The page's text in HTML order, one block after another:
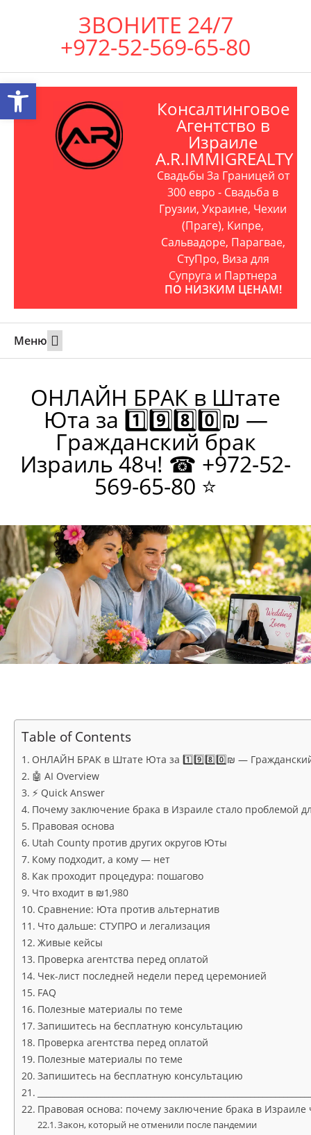
ЗВОНИТЕ 24/7
+972-52-569-65-80
Консалтинговое
Агентство в
Израиле
A.R.IMMIGREALTY
Свадьбы За Границей от
300 евро - Свадьба в
Грузии, Украине, Чехии
(Праге), Кипре,
Сальвадоре, Парагвае,
СтуПро, Виза для
Супруга и Партнера
ПО НИЗКИМ ЦЕНАМ!
Меню
ОНЛАЙН БРАК в Штате
Юта за 1️⃣9️⃣8️⃣0️⃣₪ —
Гражданский брак
Израиль 48ч! ☎ +972-52-
569-65-80 ⭐
Table of Contents
ОНЛАЙН БРАК в Штате Юта за 1️⃣9️⃣8️⃣0️⃣₪ —
🤖 AI Overview
⚡ Quick Answer
Почему заключение брака в Израиле стало проблемой
Правовая основа
Utah County против других округов Юты
Кому подходит, а кому — нет
Как проходит процедура: пошагово
Что входит в ₪1,980
Сравнение: Юта против альтернатив
Что дальше: СТУПРО и легализация
Живые кейсы
Проверка агентства перед оплатой
Чек-лист последней недели перед церемонией
FAQ
Полезные материалы по теме
Запишитесь на бесплатную консультацию
Проверка агентства перед оплатой
Полезные материалы по теме
Запишитесь на бесплатную консультацию
Правовая основа: почему заключение брака в Израиле
Закон, который не отменили после пандемии
Открыть панель инструментов